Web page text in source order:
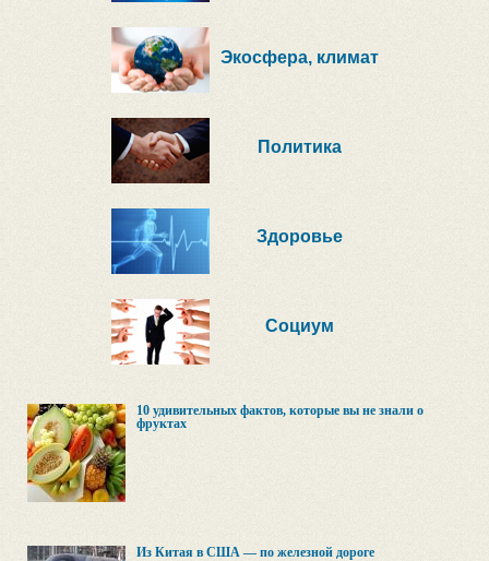
Экосфера, климат
Политика
Здоровье
Социум
10 удивительных фактов, которые вы не знали о
фруктах
Из Китая в США — по железной дороге